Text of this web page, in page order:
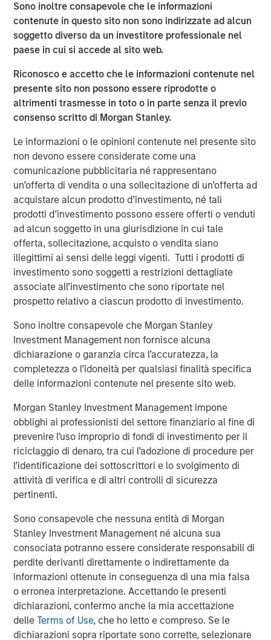
Sono inoltre consapevole che le informazioni
contenute in questo sito non sono indirizzate ad alcun
soggetto diverso da un investitore professionale nel
paese in cui si accede al sito web.
Riconosco e accetto che le informazioni contenute nel
presente sito non possono essere riprodotte o
altrimenti trasmesse in toto o in parte senza il previo
consenso scritto di Morgan Stanley.
Le informazioni o le opinioni contenute nel presente sito
non devono essere considerate come una
comunicazione pubblicitaria né rappresentano
un’offerta di vendita o una sollecitazione di un’offerta ad
acquistare alcun prodotto d’investimento, né tali
prodotti d’investimento possono essere offerti o venduti
ad alcun soggetto in una giurisdizione in cui tale
offerta, sollecitazione, acquisto o vendita siano
illegittimi ai sensi delle leggi vigenti. Tutti i prodotti di
investimento sono soggetti a restrizioni dettagliate
associate all’investimento che sono riportate nel
prospetto relativo a ciascun prodotto di investimento.
Sono inoltre consapevole che Morgan Stanley
Investment Management non fornisce alcuna
dichiarazione o garanzia circa l’accuratezza, la
completezza o l’idoneità per qualsiasi finalità specifica
delle informazioni contenute nel presente sito web.
Morgan Stanley Investment Management impone
obblighi ai professionisti del settore finanziario al fine di
prevenire l’uso improprio di fondi di investimento per il
riciclaggio di denaro, tra cui l’adozione di procedure per
l’identificazione dei sottoscrittori e lo svolgimento di
attività di verifica e di altri controlli di sicurezza
pertinenti.
Sono consapevole che nessuna entità di Morgan
Stanley Investment Management né alcuna sua
consociata potranno essere considerate responsabili di
perdite derivanti direttamente o indirettamente da
informazioni ottenute in conseguenza di una mia falsa
o erronea interpretazione. Accettando le presenti
dichiarazioni, confermo anche la mia accettazione
delleTerms of Use, che ho letto e compreso. Se le
dichiarazioni sopra riportate sono corrette, selezionare
labor hours on IT cloud administration annually. SkyKick
is a leader in this IT cloud management and automation
category, with a unique portfolio of products that are used
by over 30,000 ITSPs, including CDW, GoDaddy,
Vodafone, Deutsche Telekom, Dustin and SHI.
“We are still in the early innings of cloud automation in
the SMB market. We’re excited to take this next step in our
vision to build out the world’s most powerful automation
platform for the IT Services Providers who serve them,”
said SkyKick co-founders and co-CEO Todd Schwartz and
Evan Richman in a joint statement. “This capital will be
used to fuel innovation across our entire product
platform, and to accelerate our team’s efforts to
empower IT partners around the world.”
As the cloud automation market evolves, ITSPs and their
customers face mounting challenges with security and
operational efficiency. This is fueling demand for ITSPs to
deliver solutions that use automation to help support
customers, improve operations, and deploy more secure
cloud infrastructure. SkyKick will use the additional
funding to continue to invest deeply in product innovation
across its platform, and to accelerate people and
resource investments across sales, operations and
customer success to serve a growing global ITSP
customer base.
“We are thrilled to partner with SkyKick and its
outstanding management team,” said Hank D’Alessandro,
Managing Director of Morgan Stanley Private Credit
(‘Morgan Stanley’). “We believe that the company is very
well positioned in the market to accelerate its growth
trajectory and continue to innovate and serve IT Service
Providers globally.”
This latest funding round was the company’s sixth
insider-led round, with new participation from Morgan
Stanley who provided a combination of debt and equity,
and continued participation from current investors Navin
Thukkaram, Craig Nerenberg, Hawk Equity, Trebuchet
Capital, Schechter Private Capital and other technology
private investors. Brian Stengel, Managing Partner of
Trebuchet Partners served as the exclusive financial
advisor to SkyKick.